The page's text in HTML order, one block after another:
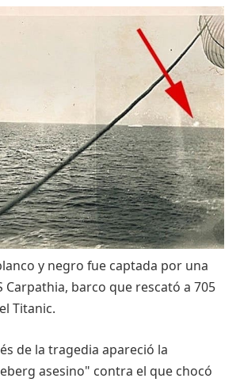
y negro fue captada por una
Carpathia, barco que rescató a 705
Titanic.
de la tragedia apareció la
asesino" contra el que chocó